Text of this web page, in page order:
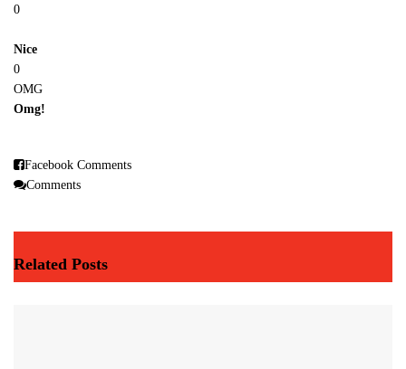
0
Nice
0
OMG
Omg!
Facebook Comments
Comments
Related Posts